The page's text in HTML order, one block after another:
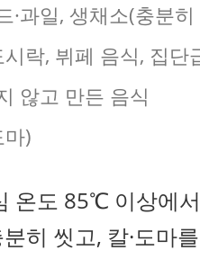
·과일, 생채소(충분
락, 뷔페 음식, 집단
않고 만든 음식
)
온도 85℃ 이상에
히 씻고, 칼·도마